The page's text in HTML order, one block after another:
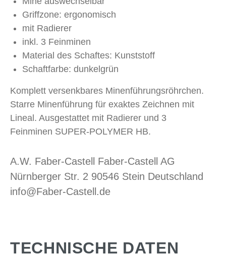
Griffzone: ergonomisch
mit Radierer
inkl. 3 Feinminen
Material des Schaftes: Kunststoff
Schaftfarbe: dunkelgrün
Komplett versenkbares Minenführungsröhrchen.
Starre Minenführung für exaktes Zeichnen mit
Lineal. Ausgestattet mit Radierer und 3
Feinminen SUPER-POLYMER HB.
A.W. Faber-Castell Faber-Castell AG
Nürnberger Str. 2 90546 Stein Deutschland
info@Faber-Castell.de
TECHNISCHE DATEN